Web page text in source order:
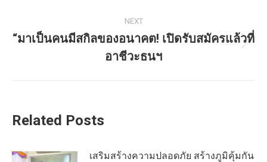
NEXT
“มาเป็นคนมีสกิลของอนาคต! เปิดรับสมัครแล้วที่
อาชีวะธนฯ
Related Posts
เสริมสร้างความปลอดภัย สร้างภูมิคุ้มกัน